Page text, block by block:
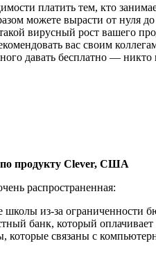
платить тем, кто
можете вырасти от нуля
вирусный рост вашего
вас своим
давать бесплатно — никто
по продукту Clever, США
распространенная:
школы из-за ограниченности
банк, который
которые связаны с